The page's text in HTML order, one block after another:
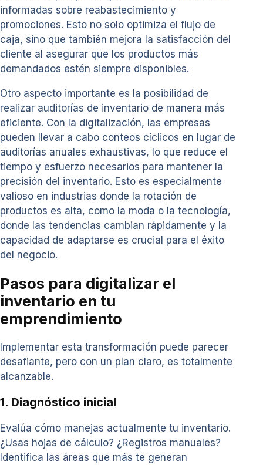
informadas sobre reabastecimiento y
promociones. Esto no solo optimiza el flujo de
caja, sino que también mejora la satisfacción del
cliente al asegurar que los productos más
demandados estén siempre disponibles.
Otro aspecto importante es la posibilidad de
realizar auditorías de inventario de manera más
eficiente. Con la digitalización, las empresas
pueden llevar a cabo conteos cíclicos en lugar de
auditorías anuales exhaustivas, lo que reduce el
tiempo y esfuerzo necesarios para mantener la
precisión del inventario. Esto es especialmente
valioso en industrias donde la rotación de
productos es alta, como la moda o la tecnología,
donde las tendencias cambian rápidamente y la
capacidad de adaptarse es crucial para el éxito
del negocio.
Pasos para digitalizar el
inventario en tu
emprendimiento
Implementar esta transformación puede parecer
desafiante, pero con un plan claro, es totalmente
alcanzable.
1. Diagnóstico inicial
Evalúa cómo manejas actualmente tu inventario.
¿Usas hojas de cálculo? ¿Registros manuales?
Identifica las áreas que más te generan